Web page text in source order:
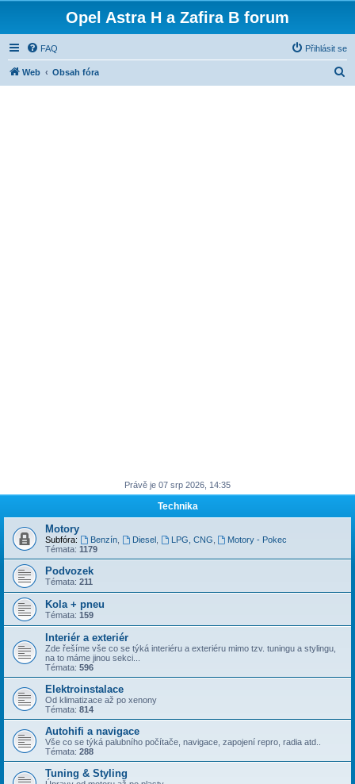
Opel Astra H a Zafira B forum
FAQ Přihlásit se
Web Obsah fóra
Právě je 07 srp 2026, 14:35
Technika
Motory
Subfóra: Benzín, Diesel, LPG, CNG
Motory - Pokec
Témata: 1179
Podvozek
Témata: 211
Kola + pneu
Témata: 159
Interiér a exteriér
Zde řešíme vše co se týká interiéru a exteriéru mimo tzv. tuningu a stylingu,
na to máme jinou sekci...
Témata: 596
Elektroinstalace
Od klimatizace až po xenony
Témata: 814
Autohifi a navigace
Vše co se týká palubního počítače, navigace, zapojení repro, radia atd..
Témata: 288
Tuning & Styling